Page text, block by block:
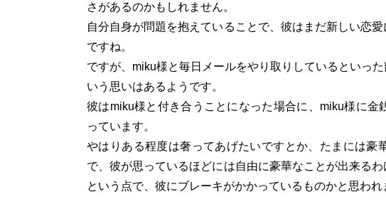
さがあるのかもしれません。
自分自身が問題を抱えていることで、彼はまだ新しい恋
ですね。
ですが、miku様と毎日メールをやり取りしているといっ
いう思いはあるようです。
彼はmiku様と付き合うことになった場合に、miku様に
っています。
やはりある程度は奢ってあげたいですとか、たまには豪
で、彼が思っているほどには自由に豪華なことが出来る
という点で、彼にブレーキがかかっているものかと思われ